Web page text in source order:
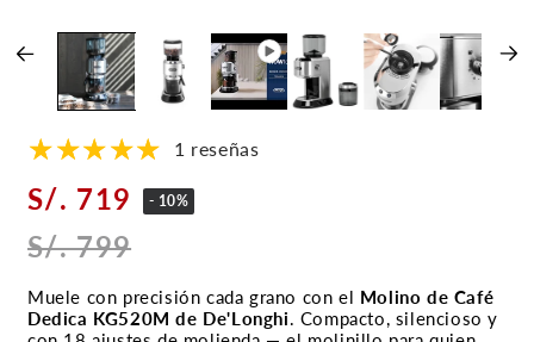
1 reseñas
S/. 719 - 10%
S/. 799
Muele con precisión cada grano con el Molino de Café
Dedica KG520M de De'Longhi. Compacto, silencioso y